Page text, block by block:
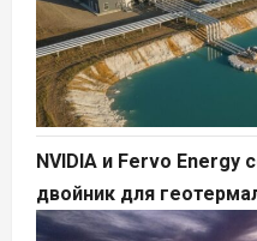
NVIDIA и Fervo Energy
двойник для